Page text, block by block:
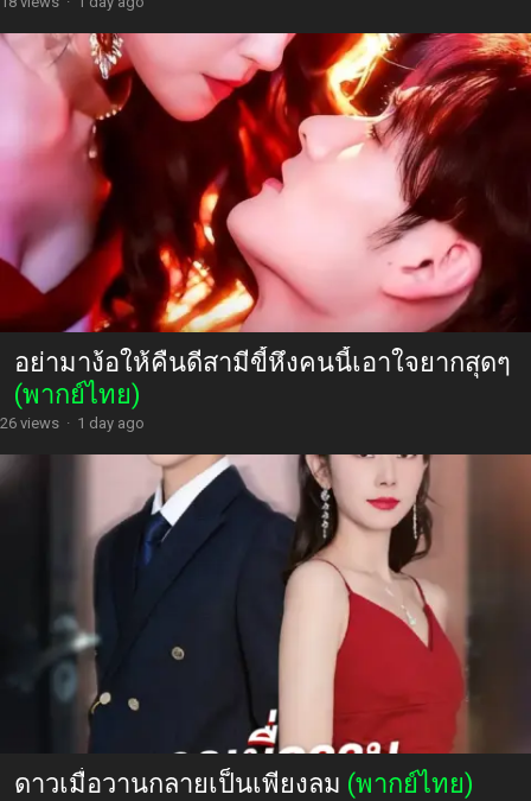
อย่ามาง้อให้คืนดีสามีขี้หึงคนนี้เอาใจยากสุดๆ
(พากย์ไทย)
26 views · 1 day ago
ดาวเมื่อวานกลายเป็นเพียงลม (พากย์ไทย)